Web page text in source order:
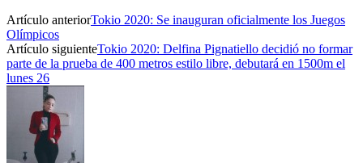
Artículo anteriorTokio 2020: Se inauguran oficialmente los Juegos
Olímpicos
Artículo siguienteTokio 2020: Delfina Pignatiello decidió no formar
parte de la prueba de 400 metros estilo libre, debutará en 1500m el
lunes 26